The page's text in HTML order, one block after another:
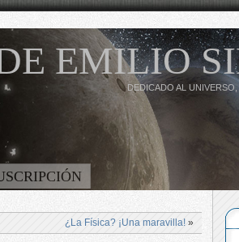
EMILIO
DEDICADO AL
¿La Física? ¡Una maravilla! »